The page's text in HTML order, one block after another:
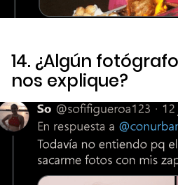
14. ¿Algún
nos explique?